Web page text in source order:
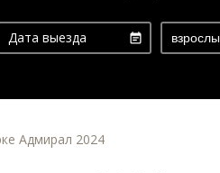
Адмирал 2024